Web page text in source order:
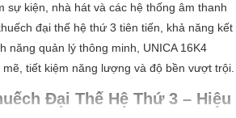
sự kiện, nhà hát và các hệ thống âm thanh
đại thế hệ thứ 3 tiên tiến, khả năng kết
năng quản lý thông minh, UNICA 16K4
tiết kiệm năng lượng và độ bền vượt trội.
Đại Thế Hệ Thứ 3 – Hiệu